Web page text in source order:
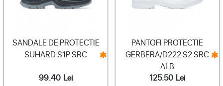
SANDALE DE PROTECTIE
SUHARD S1P SRC
99.40 Lei
PANTOFI PROTECTIE
GERBERA/D222 S2 SRC
ALB
125.50 Lei